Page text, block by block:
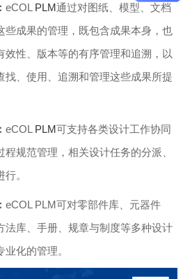
eCOL PLM通过对图纸、模型、文档
些成果的管理，既包含成果本身，也
效性、版本等的有序管理和追溯，以
找、使用、追溯和管理这些成果所提
eCOL PLM可支持各类设计工作协同
规范管理，相关设计任务的分派、
。
eCOL PLM可对零部件库、元器件
法库、手册、规章与制度等多种设计
化的管理。